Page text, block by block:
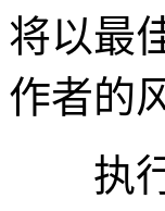
将以最
作者的
执行